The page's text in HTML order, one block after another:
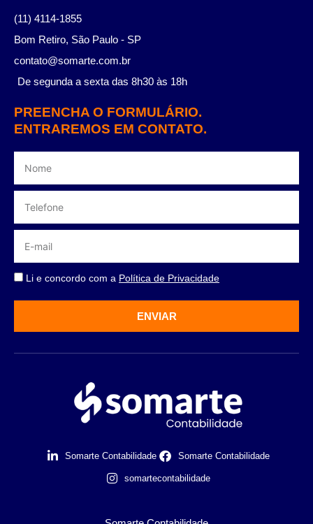
(11) 4114-1855
Bom Retiro, São Paulo - SP
contato@somarte.com.br
De segunda a sexta das 8h30 às 18h
PREENCHA O FORMULÁRIO.
ENTRAREMOS EM CONTATO.
Li e concordo com a Política de Privacidade
ENVIAR
Somarte Contabilidade Somarte Contabilidade
somartecontabilidade